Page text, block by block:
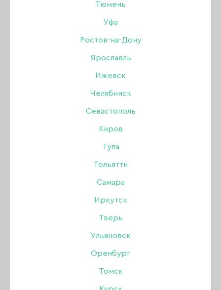
Тюмень
Уфа
Ростов-на-Дону
Ярославль
Ижевск
Челябинск
Севастополь
Киров
Тула
Тольятти
Самара
Иркутск
Тверь
Ульяновск
Оренбург
Томск
Nail Republic
Очень вкусные оттенки, очень крутое
Попробуешь и отказать себе будет сложно.
стоимость 350 руб + скидка по карте
ВЕРНУТЬСЯ К СПИСКУ НОВОСТЕЙ